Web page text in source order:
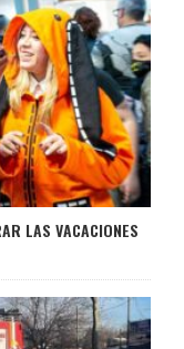
LAS VACACIONES